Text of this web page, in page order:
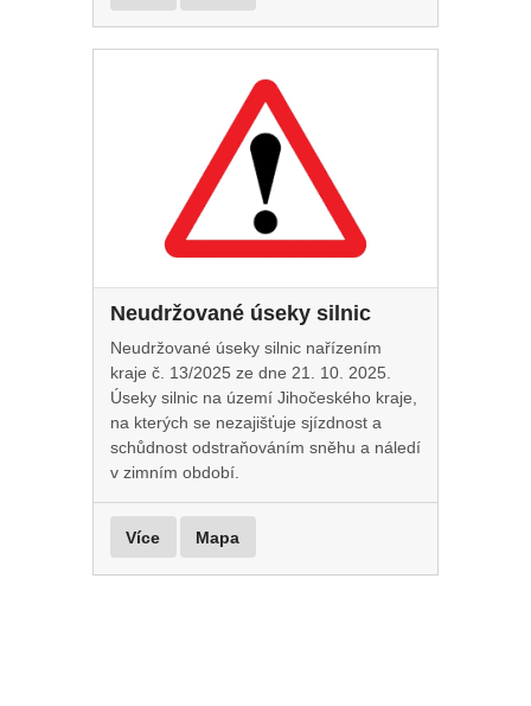
Neudržované úseky silnic
Neudržované úseky silnic nařízením
kraje č. 13/2025 ze dne 21. 10. 2025.
Úseky silnic na území Jihočeského kraje,
na kterých se nezajišťuje sjízdnost a
schůdnost odstraňováním sněhu a náledí
v zimním období.
Více Mapa